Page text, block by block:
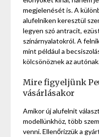
megjelenését is. A
alufelniken keresztül
legyen szó antracit,
színárnyalatokról. A
mint például a
kölcsönöznek az
Mire figyeljünk
vásárlásakor
Amikor új alufelnit
modellünkhöz, több
venni. Ellenőrizzük a